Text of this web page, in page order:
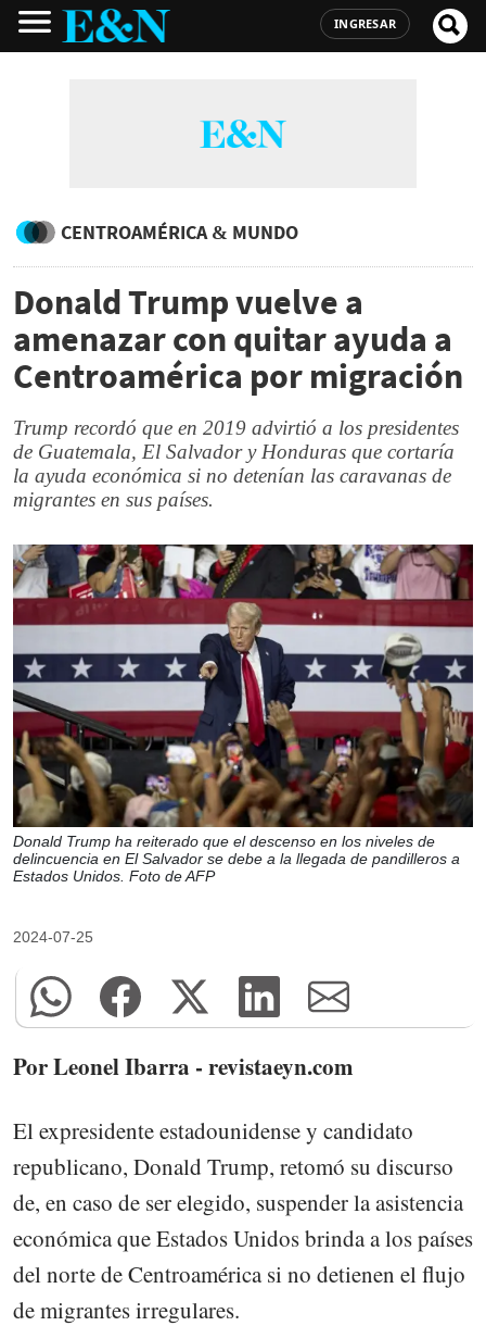
INGRESAR
CENTROAMÉRICA & MUNDO
Donald Trump vuelve a
amenazar con quitar ayuda a
Centroamérica por migración
Trump recordó que en 2019 advirtió a los presidentes
de Guatemala, El Salvador y Honduras que cortaría
la ayuda económica si no detenían las caravanas de
migrantes en sus países.
Donald Trump ha reiterado que el descenso en los niveles de
delincuencia en El Salvador se debe a la llegada de pandilleros a
Estados Unidos. Foto de AFP
2024-07-25
Por Leonel Ibarra - revistaeyn.com
El expresidente estadounidense y candidato
republicano, Donald Trump, retomó su discurso
de, en caso de ser elegido, suspender la asistencia
económica que Estados Unidos brinda a los países
del norte de Centroamérica si no detienen el flujo
de migrantes irregulares.